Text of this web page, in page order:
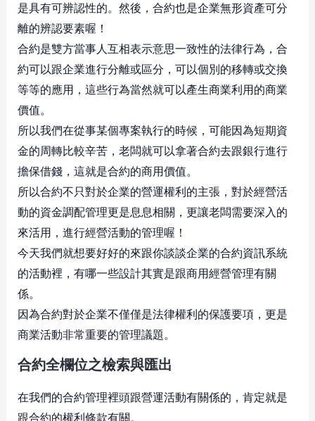
是具有可辨認性的。然後，合約也是企業無形資產可分
離的辨認要素喔！
合約是雙方當事人互相表示意思一致性的法律行為，合
約可以跟企業進行分離或區分，可以個別的移轉或交換
等等的應用，這些行為當然就可以產生商業利用的商業
價值。
所以我們在從事某個專案執行的時候，可能因為短期資
金的周轉比較辛苦，老闆就可以拿著合約去跟銀行進行
擔保借錢，這就是合約的商用價值。
所以合約不只對於企業的營運權利的主張，對於經營活
動的資金調配管理更是息息相關，更讓老闆需要深入的
來活用，進行經營活動的管理喔！
今天我們就想要好好的來跟你談談企業的合約資訊系統
的活動裡，有哪一些設計其實是跟商用經營管理有關
係。
因為合約對於企業不僅僅是法律權利的保護要項，更是
商業活動非常重要的管理議題。
合約全欄位之檢索與匯出
在我們的合約管理裡頭跟營運活動有關係的，肯定就是
跟合約的權利條款有關。